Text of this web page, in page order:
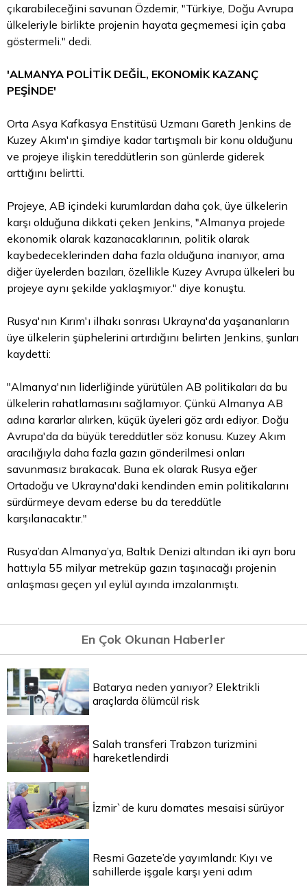
çıkarabileceğini savunan Özdemir, "Türkiye, Doğu Avrupa
ülkeleriyle birlikte projenin hayata geçmemesi için çaba
göstermeli." dedi.
'ALMANYA POLİTİK DEĞİL, EKONOMİK KAZANÇ
PEŞİNDE'
Orta Asya Kafkasya Enstitüsü Uzmanı Gareth Jenkins de
Kuzey Akım'ın şimdiye kadar tartışmalı bir konu olduğunu
ve projeye ilişkin tereddütlerin son günlerde giderek
arttığını belirtti.
Projeye, AB içindeki kurumlardan daha çok, üye ülkelerin
karşı olduğuna dikkati çeken Jenkins, "Almanya projede
ekonomik olarak kazanacaklarının, politik olarak
kaybedeceklerinden daha fazla olduğuna inanıyor, ama
diğer üyelerden bazıları, özellikle Kuzey Avrupa ülkeleri bu
projeye aynı şekilde yaklaşmıyor." diye konuştu.
Rusya'nın Kırım'ı ilhakı sonrası Ukrayna'da yaşananların
üye ülkelerin şüphelerini artırdığını belirten Jenkins, şunları
kaydetti:
"Almanya'nın liderliğinde yürütülen AB politikaları da bu
ülkelerin rahatlamasını sağlamıyor. Çünkü Almanya AB
adına kararlar alırken, küçük üyeleri göz ardı ediyor. Doğu
Avrupa'da da büyük tereddütler söz konusu. Kuzey Akım
aracılığıyla daha fazla gazın gönderilmesi onları
savunmasız bırakacak. Buna ek olarak Rusya eğer
Ortadoğu ve Ukrayna'daki kendinden emin politikalarını
sürdürmeye devam ederse bu da tereddütle
karşılanacaktır."
Rusya’dan Almanya’ya, Baltık Denizi altından iki ayrı boru
hattıyla 55 milyar metreküp gazın taşınacağı projenin
anlaşması geçen yıl eylül ayında imzalanmıştı.
En Çok Okunan Haberler
Batarya neden yanıyor? Elektrikli
araçlarda ölümcül risk
Salah transferi Trabzon turizmini
hareketlendirdi
İzmir`de kuru domates mesaisi sürüyor
Resmi Gazete’de yayımlandı: Kıyı ve
sahillerde işgale karşı yeni adım